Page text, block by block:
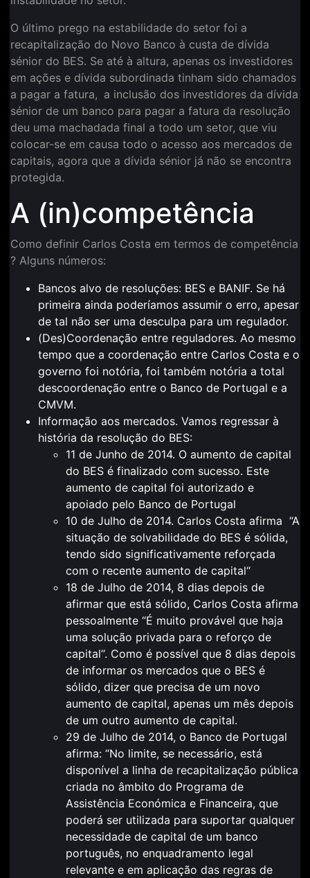
O último prego na estabilidade do setor foi a
recapitalização do Novo Banco à custa de dívida
sénior do BES. Se até à altura, apenas os investidores
em ações e dívida subordinada tinham sido chamados
a pagar a fatura, a inclusão dos investidores da dívida
sénior de um banco para pagar a fatura da resolução
deu uma machadada final a todo um setor, que viu
colocar-se em causa todo o acesso aos mercados de
capitais, agora que a dívida sénior já não se encontra
protegida.
A (in)competência
Como definir Carlos Costa em termos de competência
? Alguns números:
Bancos alvo de resoluções: BES e BANIF. Se há
primeira ainda poderíamos assumir o erro, apesar
de tal não ser uma desculpa para um regulador.
(Des)Coordenação entre reguladores. Ao mesmo
tempo que a coordenação entre Carlos Costa e o
governo foi notória, foi também notória a total
descoordenação entre o Banco de Portugal e a
CMVM.
Informação aos mercados. Vamos regressar à
história da resolução do BES:
11 de Junho de 2014. O aumento de capital
do BES é finalizado com sucesso. Este
aumento de capital foi autorizado e
apoiado pelo Banco de Portugal
10 de Julho de 2014. Carlos Costa afirma “A
situação de solvabilidade do BES é sólida,
tendo sido significativamente reforçada
com o recente aumento de capital“
18 de Julho de 2014, 8 dias depois de
afirmar que está sólido, Carlos Costa afirma
pessoalmente “É muito provável que haja
uma solução privada para o reforço de
capital“. Como é possível que 8 dias depois
de informar os mercados que o BES é
sólido, dizer que precisa de um novo
aumento de capital, apenas um mês depois
de um outro aumento de capital.
29 de Julho de 2014, o Banco de Portugal
afirma: “No limite, se necessário, está
disponível a linha de recapitalização pública
criada no âmbito do Programa de
Assistência Económica e Financeira, que
poderá ser utilizada para suportar qualquer
necessidade de capital de um banco
português, no enquadramento legal
relevante e em aplicação das regras de